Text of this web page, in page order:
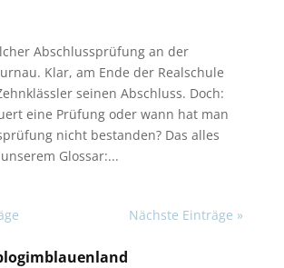
Abschlussprüfung an der
Klar, am Ende der Realschule
seinen Abschluss. Doch:
eine Prüfung oder wann hat man
nicht bestanden? Das alles
Glossar:...
Nächste Einträge »